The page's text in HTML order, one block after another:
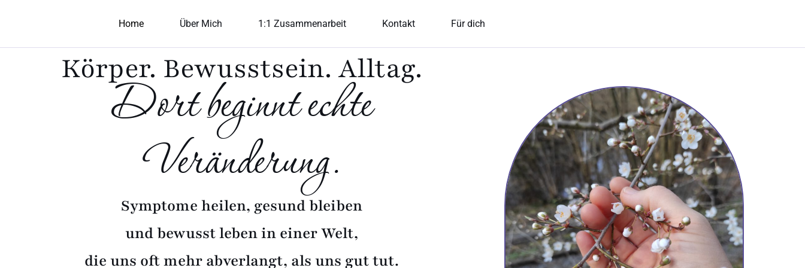
Home Über Mich 1:1 Zusammenarbeit Kontakt Für dich
Körper. Bewusstsein. Alltag.
Dort beginnt echte
Veränderung.
Symptome heilen, gesund bleiben
und bewusst leben in einer Welt,
die uns oft mehr abverlangt, als uns gut tut.